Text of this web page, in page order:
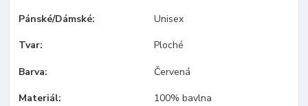
Pánské/Dámské Unisex
Tvar Ploché
Barva Červená
Materiál 100% bavlna